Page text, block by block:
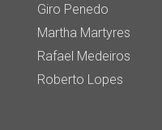
Giro Penedo
Martha Martyres
Rafael Medeiros
Roberto Lopes